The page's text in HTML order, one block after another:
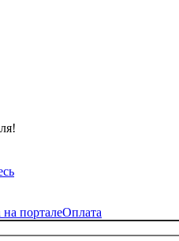
на порталеОплата